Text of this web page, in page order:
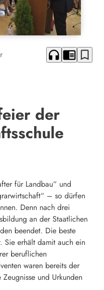
headphones chrome_reader_mode bookmark_border
der
für Landbau“ und
– so dürfen
Denn nach drei
an der Staatlichen
beendet. Die beste
Sie erhält damit auch ein
beruflichen
waren bereits der
und Urkunden